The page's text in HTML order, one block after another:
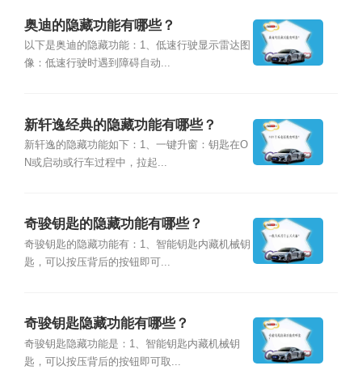
奥迪的隐藏功能有哪些？
以下是奥迪的隐藏功能：1、低速行驶显示雷达图
像：低速行驶时遇到障碍自动...
新轩逸经典的隐藏功能有哪些？
新轩逸的隐藏功能如下：1、一键升窗：钥匙在O
N或启动或行车过程中，拉起...
奇骏钥匙的隐藏功能有哪些？
奇骏钥匙的隐藏功能有：1、智能钥匙内藏机械钥
匙，可以按压背后的按钮即可...
奇骏钥匙隐藏功能有哪些？
奇骏钥匙隐藏功能是：1、智能钥匙内藏机械钥
匙，可以按压背后的按钮即可取...